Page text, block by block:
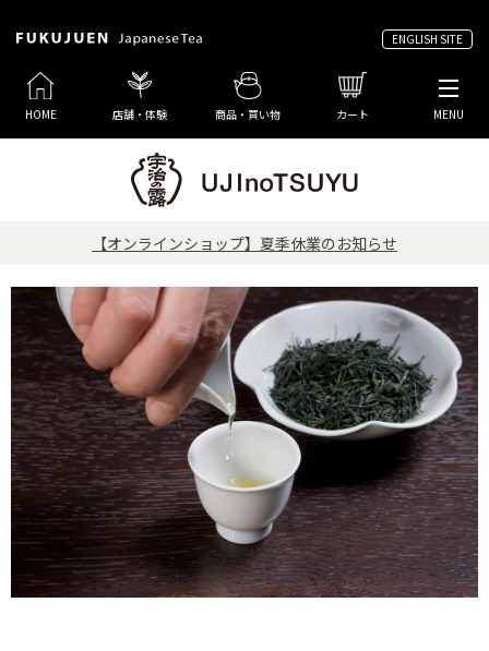
ENGLISH SITE
HOME 店舗・体験 商品・買い物 カート MENU
【オンラインショップ】夏季休業のお知らせ